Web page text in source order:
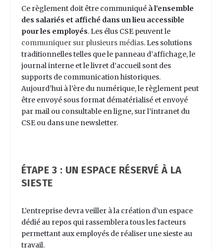
Ce règlement doit être communiqué à l’ensemble
des salariés et affiché dans un lieu accessible
pour les employés. Les élus CSE peuvent le
communiquer sur plusieurs médias. Les solutions
traditionnelles telles que le panneau d’affichage, le
journal interne et le livret d’accueil sont des
supports de communication historiques.
Aujourd’hui à l’ère du numérique, le règlement peut
être envoyé sous format dématérialisé et envoyé
par mail ou consultable en ligne, sur l’intranet du
CSE ou dans une newsletter.
ÉTAPE 3 : UN ESPACE RÉSERVÉ À LA
SIESTE
L’entreprise devra veiller à la création d’un espace
dédié au repos qui rassemblera tous les facteurs
permettant aux employés de réaliser une sieste au
travail.